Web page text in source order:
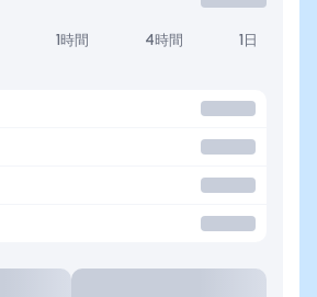
1時間 4時間 1日